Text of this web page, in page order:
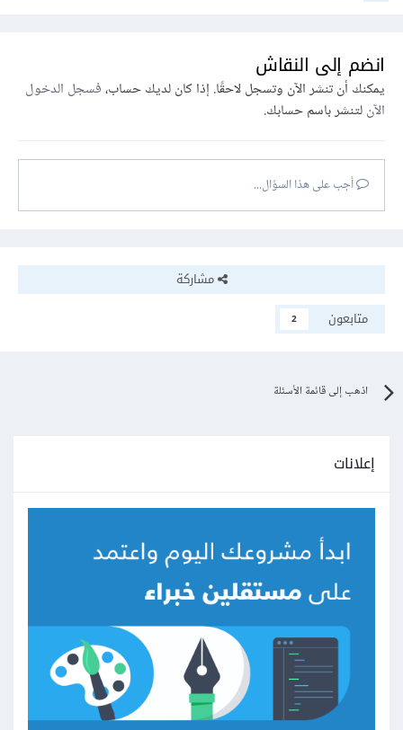
انضم إلى النقاش
يمكنك أن تنشر الآن وتسجل لاحقًا. إذا كان لديك حساب،فسجل الدخول
الآنلتنشر باسم حسابك.
أجب على هذا السؤال...
مشاركة
متابعون
2
اذهب إلى قائمة الأسئلة
إعلانات